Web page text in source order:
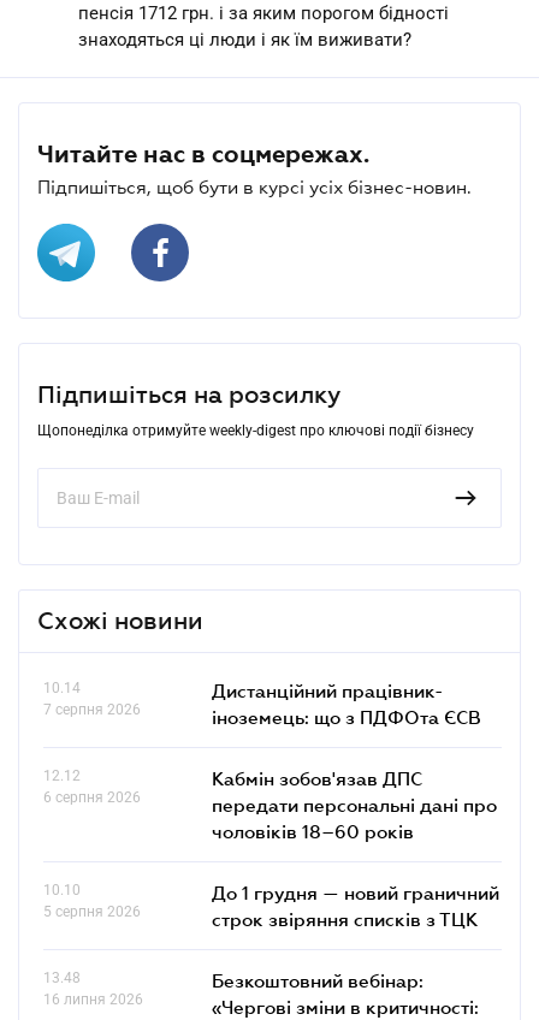
пенсія 1712 грн. і за яким порогом бідності
знаходяться ці люди і як їм виживати?
Читайте нас в соцмережах.
Підпишіться, щоб бути в курсі усіх бізнес-новин.
Підпишіться на розсилку
Щопонеділка отримуйте weekly-digest про ключові події бізнесу
Схожі новини
10.14
7 серпня 2026
Дистанційний працівник-
іноземець: що з ПДФОта ЄСВ
12.12
6 серпня 2026
Кабмін зобов'язав ДПС
передати персональні дані про
чоловіків 18–60 років
10.10
5 серпня 2026
До 1 грудня — новий граничний
строк звіряння списків з ТЦК
13.48
16 липня 2026
Безкоштовний вебінар:
«Чергові зміни в критичності: